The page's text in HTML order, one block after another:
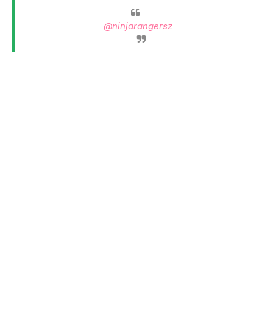
@ninjarangersz